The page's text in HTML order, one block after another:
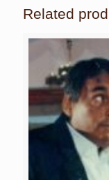
Related